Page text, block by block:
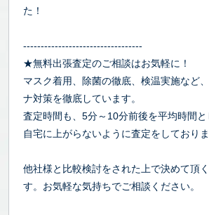
た！
----------------------------------
★無料出張査定のご相談はお気軽に！
マスク着用、除菌の徹底、検温実施など
ナ対策を徹底しています。
査定時間も、5分～10分前後を平均時間
自宅に上がらないように査定をしておりま
他社様と比較検討をされた上で決めて頂
す。お気軽な気持ちでご相談ください。